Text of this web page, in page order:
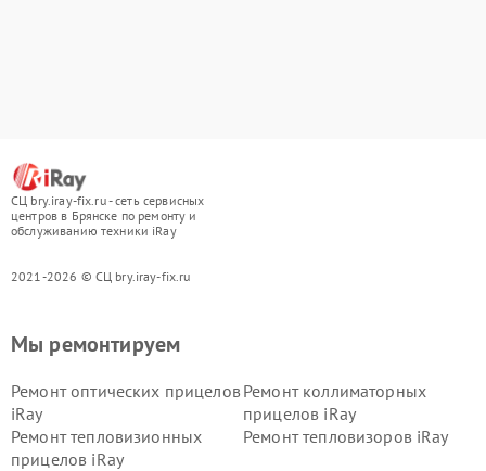
СЦ bry.iray-fix.ru - сеть сервисных
центров в Брянске по ремонту и
обслуживанию техники iRay
2021-2026 © СЦ bry.iray-fix.ru
Мы ремонтируем
Ремонт оптических прицелов
iRay
Ремонт коллиматорных
прицелов iRay
Ремонт тепловизионных
прицелов iRay
Ремонт тепловизоров iRay